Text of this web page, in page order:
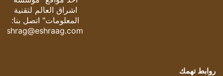
اشراق العالم لتقنية
المعلومات" اتصل بنا:
eshrag@eshraag.com
روابط تهمك